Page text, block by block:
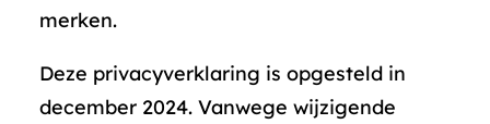
merken.
Deze privacyverklaring is opgesteld in
december 2024. Vanwege wijzigende